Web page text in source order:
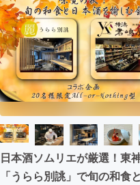
アート・写真
テクノロジー・
映像・映画
ビジネス・起業
まちづくり・地
日本酒ソムリエが厳選！東
「うらら別誂」で旬の和食